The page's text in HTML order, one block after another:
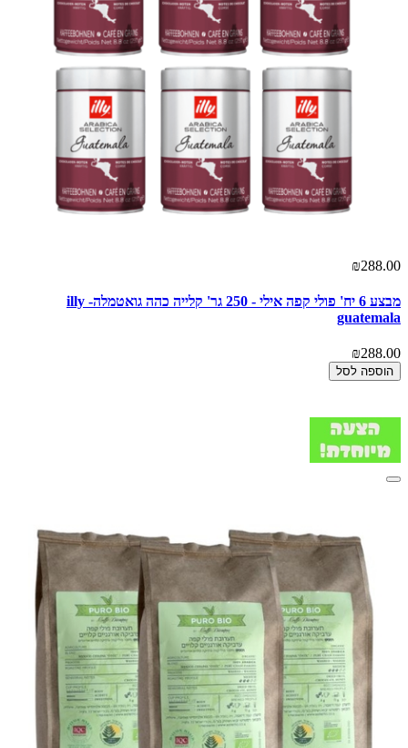
₪288.00
מבצע 6 יח' פולי קפה אילי - 250 גר' קלייה כהה גואטמלה- illy
guatemala
₪288.00
הוספה לסל